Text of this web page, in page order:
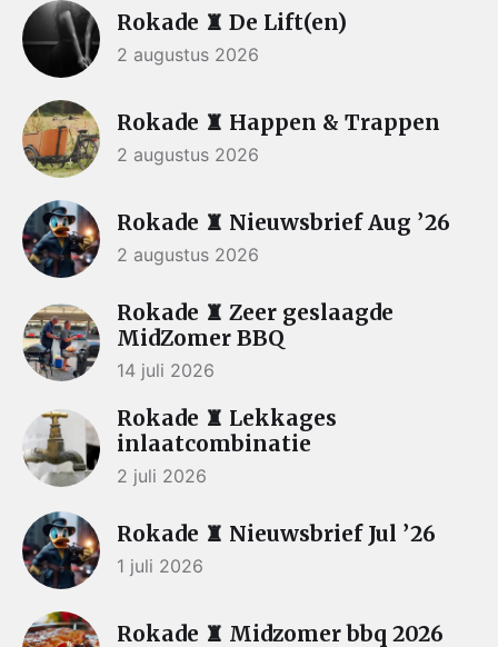
Rokade ♜ De Lift(en)
2 augustus 2026
Rokade ♜ Happen & Trappen
2 augustus 2026
Rokade ♜ Nieuwsbrief Aug ’26
2 augustus 2026
Rokade ♜ Zeer geslaagde
MidZomer BBQ
14 juli 2026
Rokade ♜ Lekkages
inlaatcombinatie
2 juli 2026
Rokade ♜ Nieuwsbrief Jul ’26
1 juli 2026
Rokade ♜ Midzomer bbq 2026